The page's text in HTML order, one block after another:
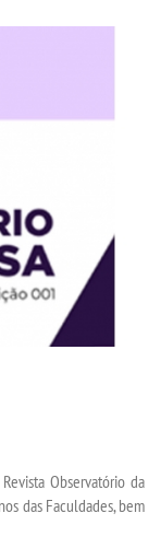
Observatório da
das Faculdades, bem